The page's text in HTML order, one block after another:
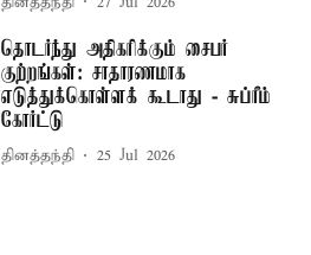
தொடர்ந்து அதிகரிக்கும் சைபர்
குற்றங்கள்: சாதாரணமாக
எடுத்துக்கொள்ளக் கூடாது - சுப்ரீம்
கோர்ட்டு
தினத்தந்தி 25 Jul 2026